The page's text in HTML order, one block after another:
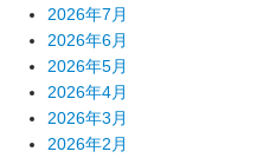
2026年7月
2026年6月
2026年5月
2026年4月
2026年3月
2026年2月